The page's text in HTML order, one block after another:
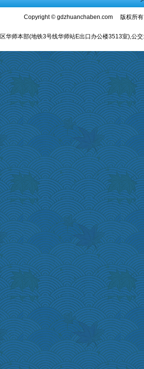
Copyright © gdzhuanchaben.com版权所
华师本部(地铁3号线华师站E出口办公楼3513室),公